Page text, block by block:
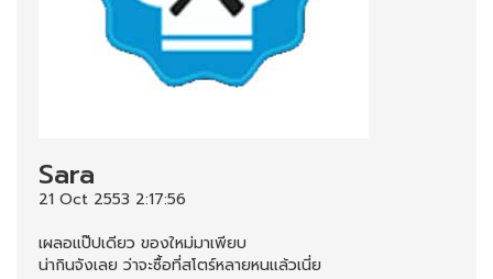
Sara
21 Oct 2553 2:17:56
เผลอแป๊ปเดียว ของใหม่มาเพียบ
น่ากินจังเลย ว่าจะซื้อที่สโตร์หลายหนแล้วเนี่ย